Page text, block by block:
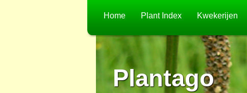
Home Plant Index Kwekerijen
Plantago